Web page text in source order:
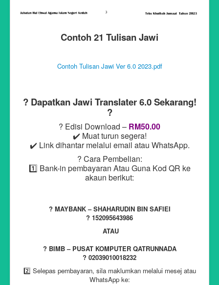
Contoh 21 Tulisan Jawi
Contoh Tulisan Jawi Ver 6.0 2023.pdf
? Dapatkan Jawi Translater 6.0 Sekarang!
?
? Edisi Download – RM50.00
✔️ Muat turun segera!
✔️ Link dihantar melalui email atau WhatsApp.
? Cara Pembelian:
1️⃣ Bank-in pembayaran Atau Guna Kod QR ke
akaun berikut:
? MAYBANK – SHAHARUDIN BIN SAFIEI
? 152095643986
ATAU
? BIMB – PUSAT KOMPUTER QATRUNNADA
? 02039010018232
2️⃣ Selepas pembayaran, sila maklumkan melalui mesej atau
WhatsApp ke: